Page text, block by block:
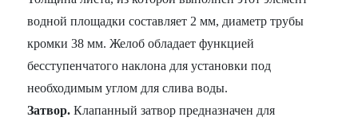
водной площадки составляет 2 мм, диаметр трубы
кромки 38 мм. Желоб обладает функцией
бесступенчатого наклона для установки под
необходимым углом для слива воды.
Затвор.Клапанный затвор предназначен для